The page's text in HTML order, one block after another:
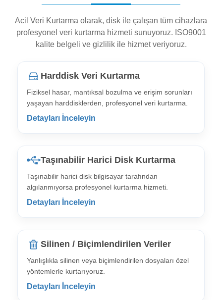
Acil Veri Kurtarma olarak, disk ile çalışan tüm cihazlara
profesyonel veri kurtarma hizmeti sunuyoruz. ISO9001
kalite belgeli ve gizlilik ile hizmet veriyoruz.
Harddisk Veri Kurtarma
Fiziksel hasar, mantıksal bozulma ve erişim sorunları
yaşayan harddisklerden, profesyonel veri kurtarma.
Detayları İnceleyin
Taşınabilir Harici Disk Kurtarma
Taşınabilir harici disk bilgisayar tarafından
algılanmıyorsa profesyonel kurtarma hizmeti.
Detayları İnceleyin
Silinen / Biçimlendirilen Veriler
Yanlışlıkla silinen veya biçimlendirilen dosyaları özel
yöntemlerle kurtarıyoruz.
Detayları İnceleyin